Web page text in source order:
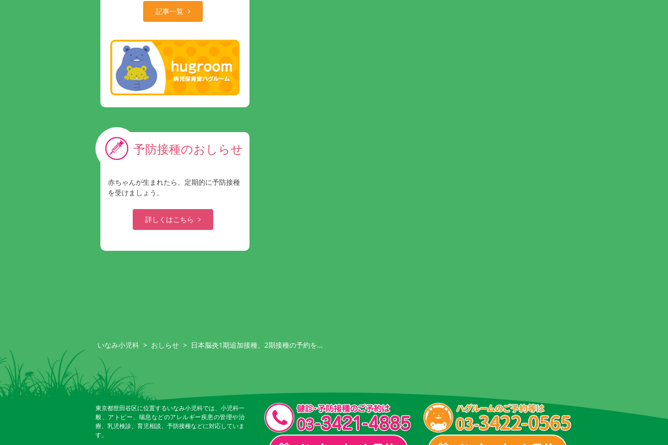
記事一覧
予防接種のおしらせ
赤ちゃんが生まれたら、定期的に予防接種
を受けましょう。
詳しくはこちら
いなみ小児科 > おしらせ > 日本脳炎1期追加接種、2期接種の予約を…
東京都世田谷区に位置するいなみ小児科では、小児科一
般、アトピー、喘息などのアレルギー疾患の管理や治
療、乳児検診、育児相談、予防接種などに対応していま
す。